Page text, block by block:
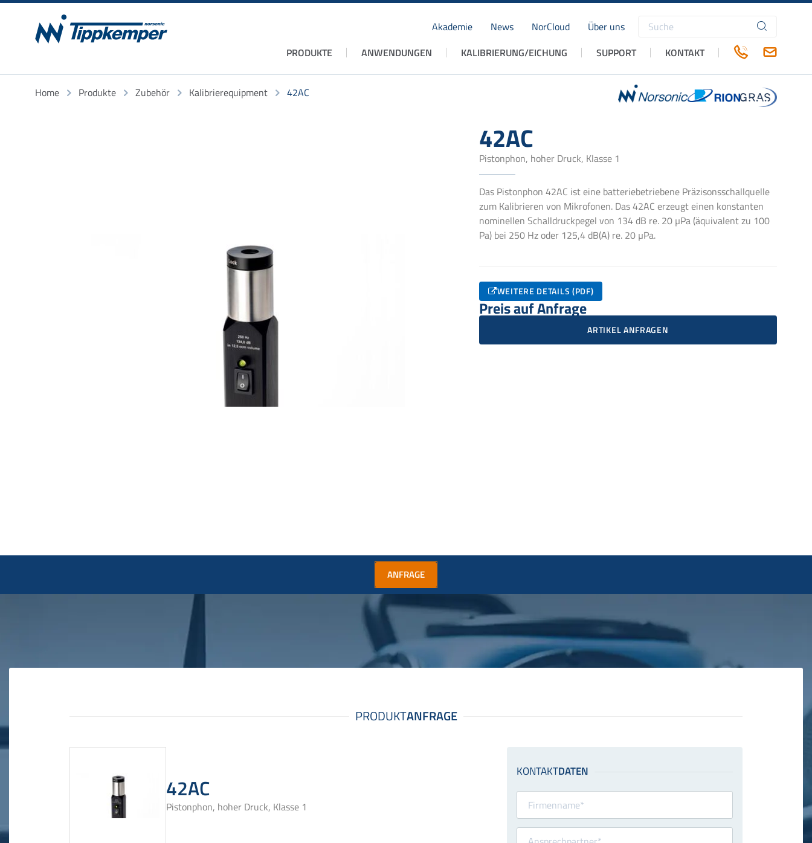
Akademie News NorCloud Über uns
Suchbegriffe
Navigation
PRODUKTE ANWENDUNGEN KALIBRIERUNG/EICHUNG SUPPORT KONTAKT
Home Produkte Zubehör Kalibrierequipment 42AC
42AC
Pistonphon, hoher Druck, Klasse 1
Das Pistonphon 42AC ist eine batteriebetriebene Präzisonsschallquelle
zum Kalibrieren von Mikrofonen. Das 42AC erzeugt einen konstanten
nominellen Schalldruckpegel von 134 dB re. 20 µPa (äquivalent zu 100
Pa) bei 250 Hz oder 125,4 dB(A) re. 20 µPa.
WEITERE DETAILS (PDF)
Preis auf Anfrage
ARTIKEL ANFRAGEN
ANFRAGE
42AC
Pistonphon, hoher Druck, Klasse 1